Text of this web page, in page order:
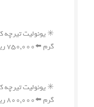
گرم ⬅️۷۵۰,۰۰۰ ریال
گرم ⬅️۸۰۰,۰۰۰ ریال